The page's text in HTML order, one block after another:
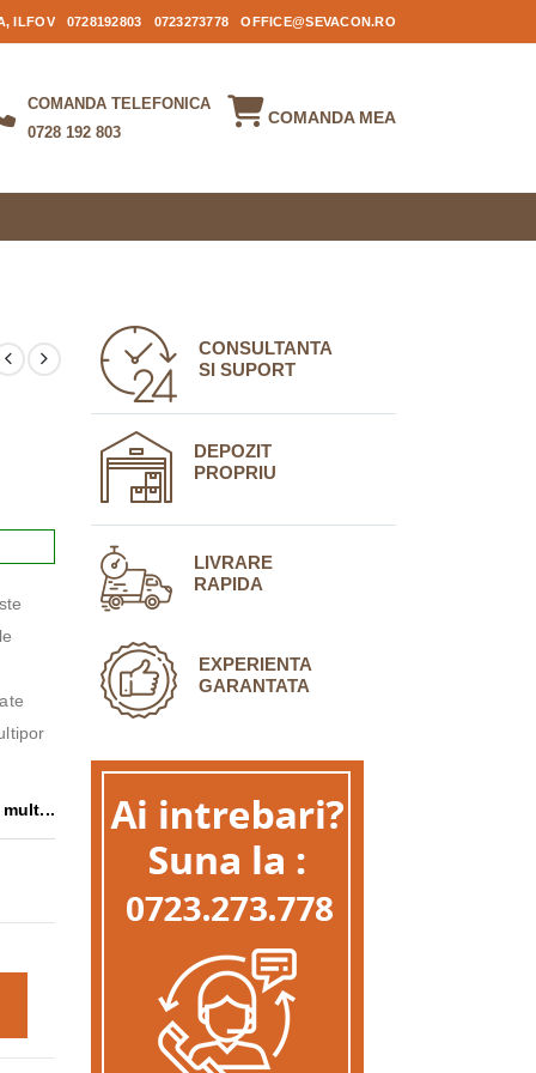
ILFOV 0728192803 0723273778 OFFICE@SEVACON.RO
COMANDA TELEFONICA
0728 192 803
COMANDA MEA
CONSULTANTA
SI SUPORT
DEPOZIT
PROPRIU
LIVRARE
RAPIDA
EXPERIENTA
GARANTATA